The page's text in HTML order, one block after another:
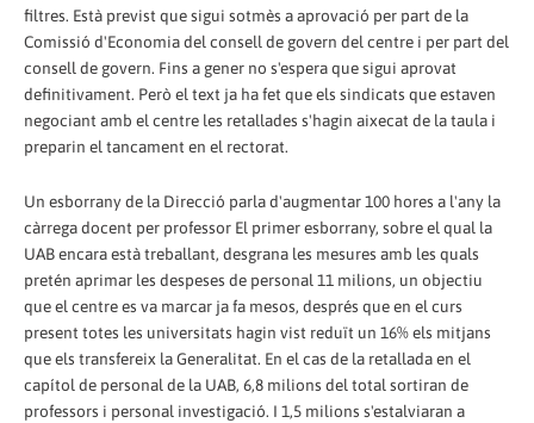
filtres. Està previst que sigui sotmès a aprovació per part de la
Comissió d'Economia del consell de govern del centre i per part del
consell de govern. Fins a gener no s'espera que sigui aprovat
definitivament. Però el text ja ha fet que els sindicats que estaven
negociant amb el centre les retallades s'hagin aixecat de la taula i
preparin el tancament en el rectorat.
Un esborrany de la Direcció parla d'augmentar 100 hores a l'any la
càrrega docent per professor El primer esborrany, sobre el qual la
UAB encara està treballant, desgrana les mesures amb les quals
pretén aprimar les despeses de personal 11 milions, un objectiu
que el centre es va marcar ja fa mesos, després que en el curs
present totes les universitats hagin vist reduït un 16% els mitjans
que els transfereix la Generalitat. En el cas de la retallada en el
capítol de personal de la UAB, 6,8 milions del total sortiran de
professors i personal investigació. I 1,5 milions s'estalviaran a